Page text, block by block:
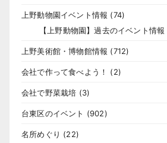
上野動物園イベント情報 (74)
【上野動物園】過去のイベント情報
上野美術館・博物館情報 (712)
会社で作って食べよう！ (2)
会社で野菜栽培 (3)
台東区のイベント (902)
名所めぐり (22)